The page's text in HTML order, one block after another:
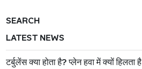
SEARCH
LATEST NEWS
टर्बुलेंस क्या होता है? प्लेन हवा में क्यों हिलता है